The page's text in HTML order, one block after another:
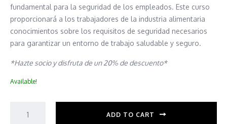
fundamental para la seguridad de los empleados. Este curso
proporcionará a los trabajadores de la industria alimentaria
conocimientos sobre los requisitos de seguridad necesarios
para garantizar un entorno de trabajo saludable y seguro.
*Hazte socio y disfruta de un 20% de descuento*
Available!
ADD TO CART